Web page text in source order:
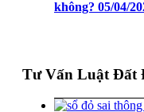
không? 05/04/
Tư Vấn Luật Đất